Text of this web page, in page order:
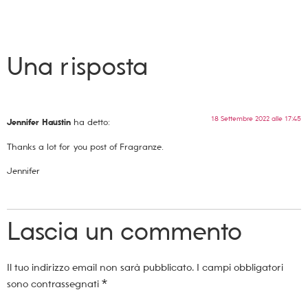
Una risposta
Jennifer Haustin ha detto: 18 Settembre 2022 alle 17:45
Thanks a lot for you post of Fragranze.
Jennifer
Lascia un commento
Il tuo indirizzo email non sarà pubblicato. I campi obbligatori
sono contrassegnati *